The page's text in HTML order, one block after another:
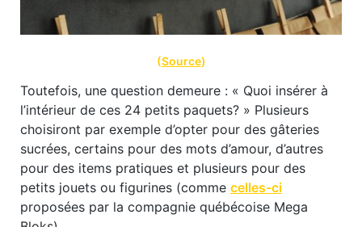
(Source)
Toutefois, une question demeure : « Quoi insérer à
l’intérieur de ces 24 petits paquets? » Plusieurs
choisiront par exemple d’opter pour des gâteries
sucrées, certains pour des mots d’amour, d’autres
pour des items pratiques et plusieurs pour des
petits jouets ou figurines (comme celles-ci
proposées par la compagnie québécoise Mega